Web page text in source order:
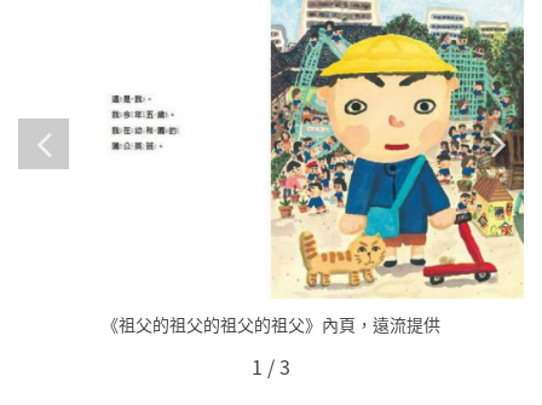
《祖父的祖父的祖父的祖父》內頁，遠流提供
1 /3